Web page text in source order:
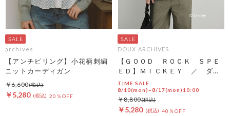
archives
【アンチピリング】小花柄刺繍
ニットカーディガン
￥5,280 20％OFF
￥6,600
DOUX ARCHIVES
【ＧＯＯＤ ＲＯＣＫ ＳＰＥ
ＥＤ】ＭＩＣＫＥＹ ／ ダメ
ージＴＥＥ
TIME SALE
8/10(mon)~8/17(mon)10:00
￥5,280 40％OFF
￥8,800